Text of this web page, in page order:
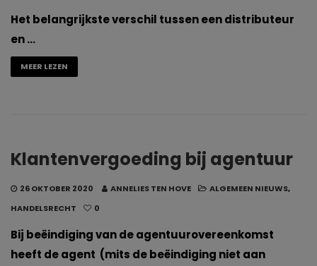
Het belangrijkste verschil tussen een distributeur
en …
MEER LEZEN
Klantenvergoeding bij agentuur
26 OKTOBER 2020 ANNELIES TEN HOVE ALGEMEEN NIEUWS,
HANDELSRECHT
0
Bij beëindiging van de agentuurovereenkomst
heeft de agent (mits de beëindiging niet aan